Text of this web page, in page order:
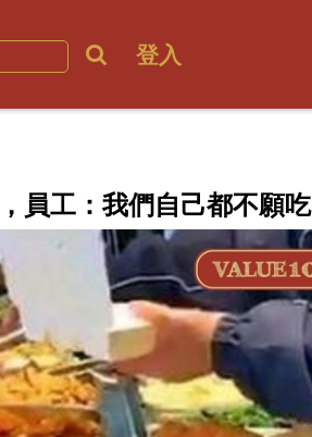
登入
員工：我們自己都不願吃